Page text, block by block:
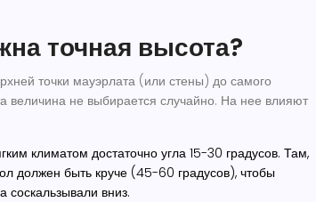
точная высота?
точки мауэрлата (или стены) до самого
величина не выбирается случайно. На нее влияют
климатом достаточно угла 15-30 градусов. Там,
должен быть круче (45-60 градусов), чтобы
вниз.